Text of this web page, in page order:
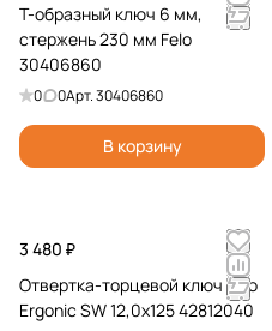
Т-образный ключ 6 мм,
стержень 230 мм Felo
30406860
0 0Арт.30406860
В корзину
3 480 ₽
Отвертка-торцевой ключ Felo
Ergonic SW 12,0x125 42812040